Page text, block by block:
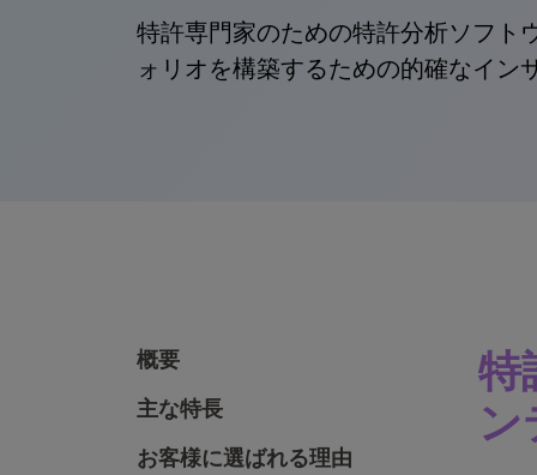
特許専門家のための特許分析ソフト
ォリオを構築するための的確なイン
概要
主な特長
お客様に選ばれる理由
特
ン